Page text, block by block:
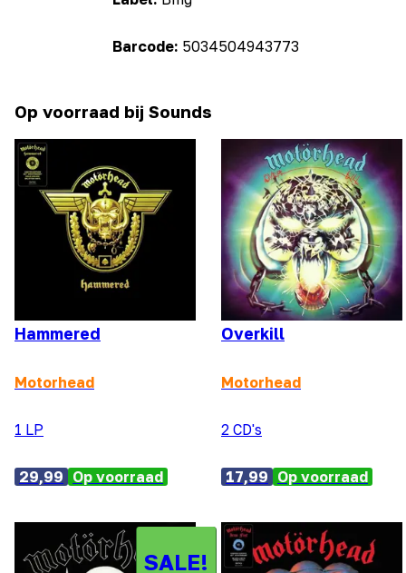
Barcode: 5034504943773
Op voorraad bij Sounds
Hammered
Motorhead
1 LP
29,99 Op voorraad
Overkill
Motorhead
2 CD's
17,99 Op voorraad
SALE!